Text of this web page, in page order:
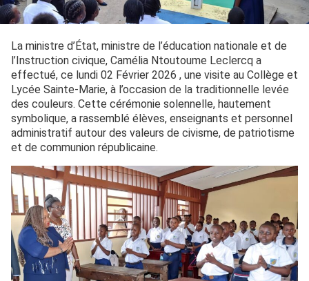
La ministre d’État, ministre de l’éducation nationale et de
l’Instruction civique, Camélia Ntoutoume Leclercq a
effectué, ce lundi 02 Février 2026 , une visite au Collège et
Lycée Sainte-Marie, à l’occasion de la traditionnelle levée
des couleurs. Cette cérémonie solennelle, hautement
symbolique, a rassemblé élèves, enseignants et personnel
administratif autour des valeurs de civisme, de patriotisme
et de communion républicaine.